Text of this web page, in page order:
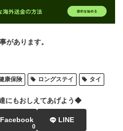
があります。
康保険 ロングステイ タイ
にもおしえてあげよう◆
Facebook
0
LINE